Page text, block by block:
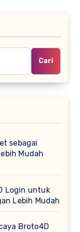
Cari
sebagai
Mudah
Login untuk
Lebih Mudah
Broto4D